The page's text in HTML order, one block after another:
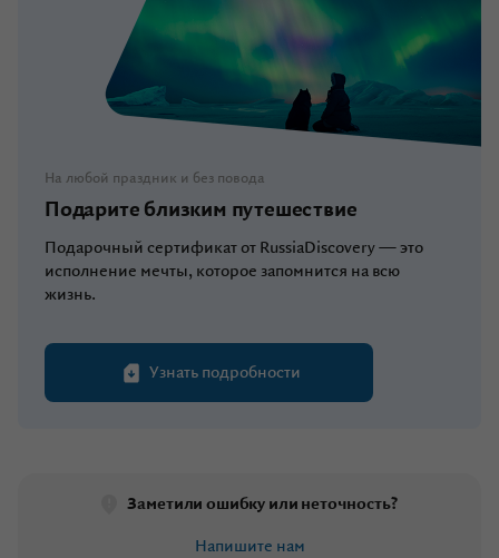
На любой праздник и без повода
Подарите близким путешествие
Подарочный сертификат от RussiaDiscovery — это
исполнение мечты, которое запомнится на всю
жизнь.
Узнать подробности
Заметили ошибку или неточность?
Напишите нам